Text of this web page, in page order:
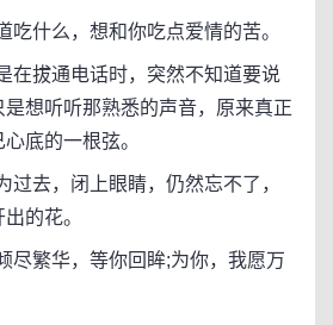
什么，想和你吃点爱情的苦。
拔通电话时，突然不知道要说
想听听那熟悉的声音，原来真正
底的一根弦。
去，闭上眼睛，仍然忘不了，
的花。
繁华，等你回眸;为你，我愿万